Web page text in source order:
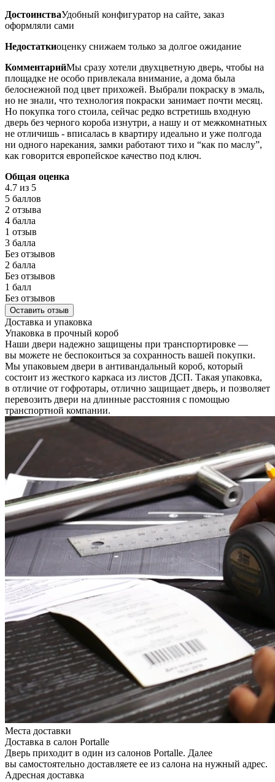
ДостоинстваУдобный конфигуратор на сайте, заказ
оформляли сами
Недостаткиоценку снижаем только за долгое ожидание
КомментарийМы сразу хотели двухцветную дверь, чтобы на
площадке не особо привлекала внимание, а дома была
белоснежной под цвет прихожей. Выбрали покраску в эмаль,
но не знали, что технология покраски занимает почти месяц.
Но покупка того стоила, сейчас редко встретишь входную
дверь без черного короба изнутри, а нашу и от межкомнатных
не отличишь - вписалась в квартиру идеально и уже полгода
ни одного нарекания, замки работают тихо и “как по маслу”,
как говорится европейское качество под ключ.
Общая оценка
4.7 из 5
5 баллов
2 отзыва
4 балла
1 отзыв
3 балла
Без отзывов
2 балла
Без отзывов
1 балл
Без отзывов
Оставить отзыв
Доставка и упаковка
Упаковка в прочный короб
Наши двери надежно защищены при транспортировке —
вы можете не беспокоиться за сохранность вашей покупки.
Мы упаковыем двери в антивандальный короб, который
состоит из жесткого каркаса из листов ДСП. Такая упаковка,
в отличие от гофротары, отлично защищает дверь, и позволяет
перевозить двери на длинные расстояния с помощью
транспортной компании.
Места доставки
Доставка в салон Portalle
Дверь приходит в один из салонов Portalle. Далее
вы самостоятельно доставляете ее из салона на нужный адрес.
Адресная доставка